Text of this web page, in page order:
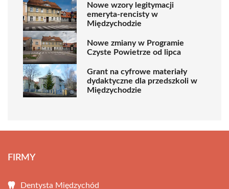
Nowe wzory legitymacji
emeryta-rencisty w
Międzychodzie
Nowe zmiany w Programie
Czyste Powietrze od lipca
Grant na cyfrowe materiały
dydaktyczne dla przedszkoli w
Międzychodzie
FIRMY
Dentysta Międzychód